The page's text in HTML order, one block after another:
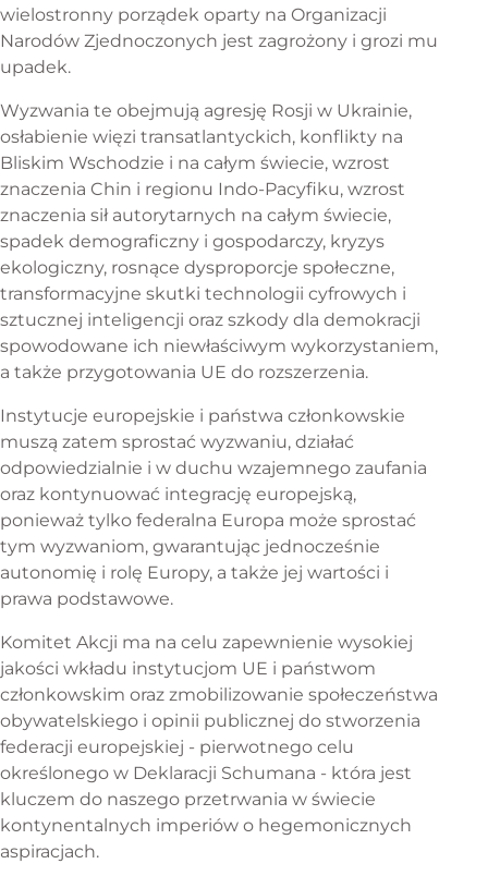
wielostronny porządek oparty na Organizacji
Narodów Zjednoczonych jest zagrożony i grozi mu
upadek.
Wyzwania te obejmują agresję Rosji w Ukrainie,
osłabienie więzi transatlantyckich, konflikty na
Bliskim Wschodzie i na całym świecie, wzrost
znaczenia Chin i regionu Indo-Pacyfiku, wzrost
znaczenia sił autorytarnych na całym świecie,
spadek demograficzny i gospodarczy, kryzys
ekologiczny, rosnące dysproporcje społeczne,
transformacyjne skutki technologii cyfrowych i
sztucznej inteligencji oraz szkody dla demokracji
spowodowane ich niewłaściwym wykorzystaniem,
a także przygotowania UE do rozszerzenia.
Instytucje europejskie i państwa członkowskie
muszą zatem sprostać wyzwaniu, działać
odpowiedzialnie i w duchu wzajemnego zaufania
oraz kontynuować integrację europejską,
ponieważ tylko federalna Europa może sprostać
tym wyzwaniom, gwarantując jednocześnie
autonomię i rolę Europy, a także jej wartości i
prawa podstawowe.
Komitet Akcji ma na celu zapewnienie wysokiej
jakości wkładu instytucjom UE i państwom
członkowskim oraz zmobilizowanie społeczeństwa
obywatelskiego i opinii publicznej do stworzenia
federacji europejskiej - pierwotnego celu
określonego w Deklaracji Schumana - która jest
kluczem do naszego przetrwania w świecie
kontynentalnych imperiów o hegemonicznych
aspiracjach.